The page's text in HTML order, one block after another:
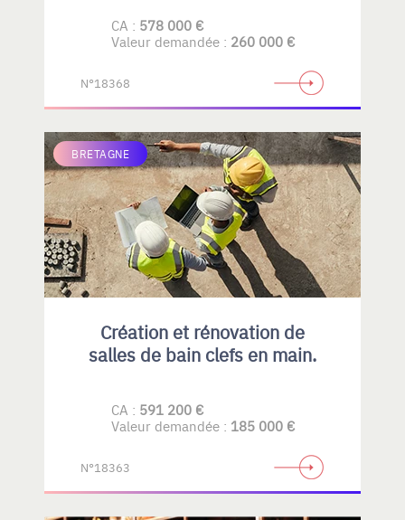
CA : 578 000 €
Valeur demandée : 260 000 €
N°18368
BRETAGNE
Création et rénovation de
salles de bain clefs en main.
CA : 591 200 €
Valeur demandée : 185 000 €
N°18363